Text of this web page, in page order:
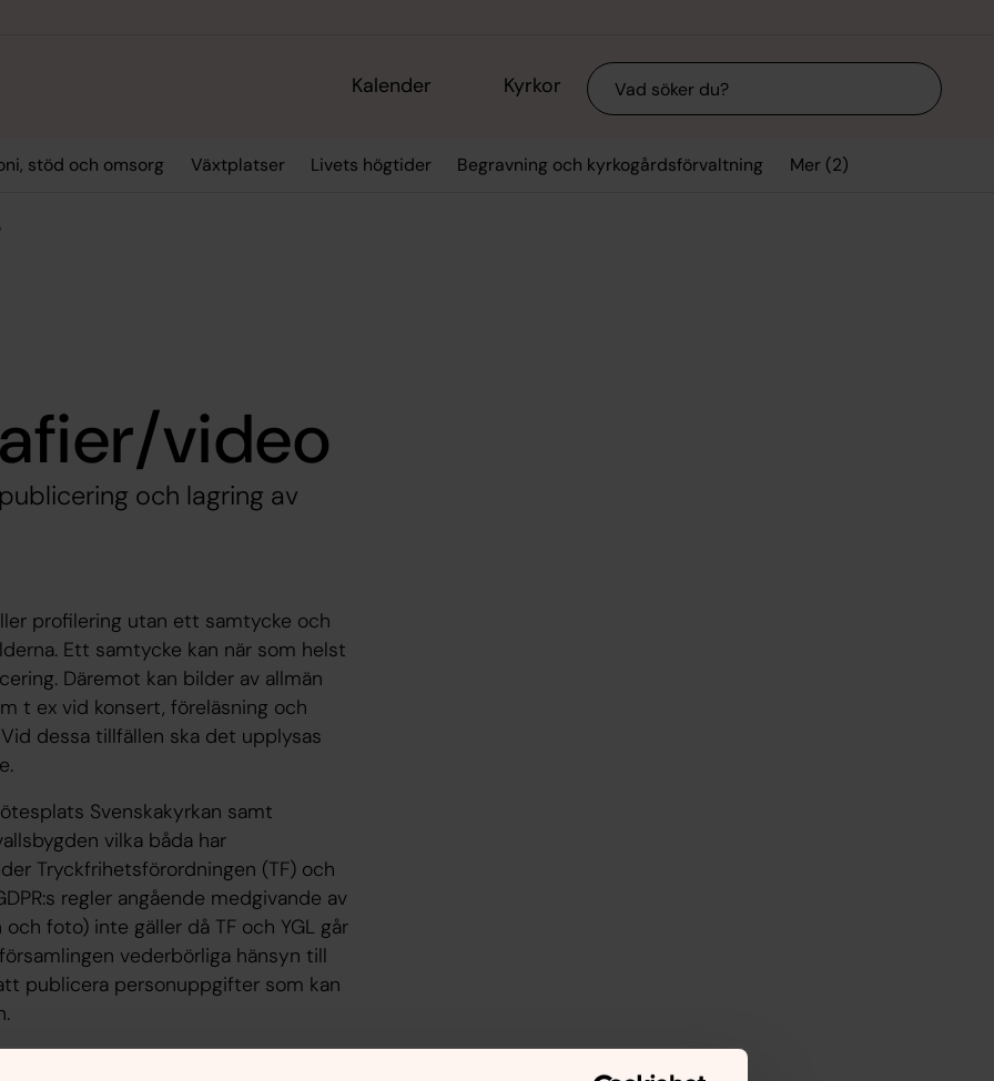
Kalender Kyrkor Sök
stöd och omsorg Växtplatser Livets högtider Begravning och kyrkogårdsförvaltning Mer (2)
video
och lagring av
profilering utan ett samtycke och
Ett samtycke kan när som helst
Däremot kan bilder av allmän
t ex vid konsert, föreläsning och
dessa tillfällen ska det upplysas
Svenskakyrkan samt
vilka båda har
Tryckfrihetsförordningen (TF) och
regler angående medgivande av
foto) inte gäller då TF och YGL går
vederbörliga hänsyn till
publicera personuppgifter som kan
bildarkiv är inte sökbara via